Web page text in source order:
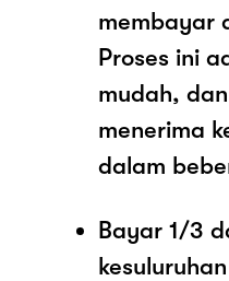
membayar
Proses ini
mudah,
menerima
dalam
Bayar 1/3